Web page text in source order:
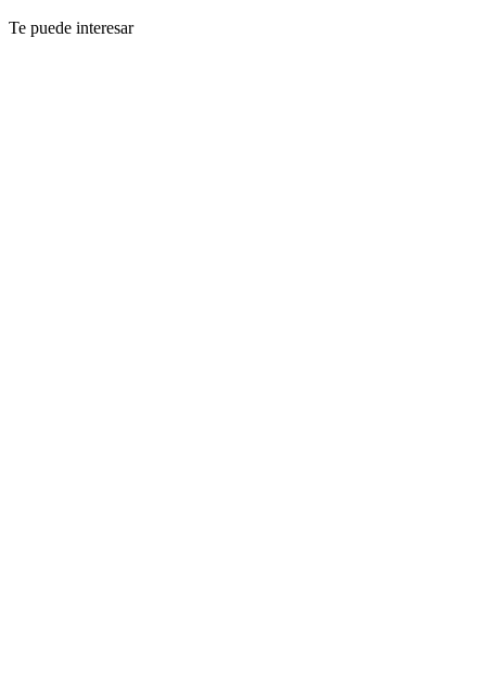
Te puede interesar